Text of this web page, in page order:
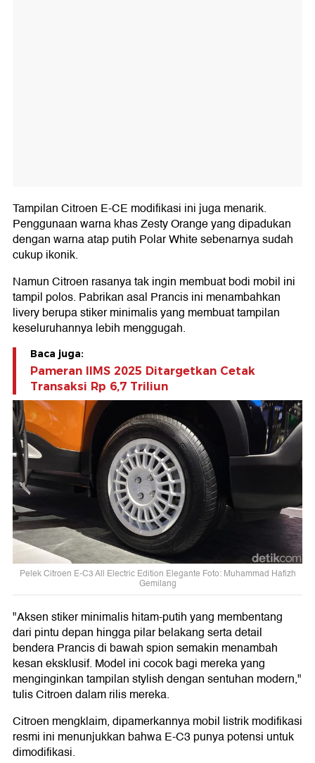
Tampilan Citroen E-CE modifikasi ini juga menarik.
Penggunaan warna khas Zesty Orange yang dipadukan
dengan warna atap putih Polar White sebenarnya sudah
cukup ikonik.
Namun Citroen rasanya tak ingin membuat bodi mobil ini
tampil polos. Pabrikan asal Prancis ini menambahkan
livery berupa stiker minimalis yang membuat tampilan
keseluruhannya lebih menggugah.
Baca juga:
Pameran IIMS 2025 Ditargetkan Cetak
Transaksi Rp 6,7 Triliun
Pelek Citroen E-C3 All Electric Edition Elegante Foto: Muhammad Hafizh
Gemilang
"Aksen stiker minimalis hitam-putih yang membentang
dari pintu depan hingga pilar belakang serta detail
bendera Prancis di bawah spion semakin menambah
kesan eksklusif. Model ini cocok bagi mereka yang
menginginkan tampilan stylish dengan sentuhan modern,"
tulis Citroen dalam rilis mereka.
Citroen mengklaim, dipamerkannya mobil listrik modifikasi
resmi ini menunjukkan bahwa E-C3 punya potensi untuk
dimodifikasi.